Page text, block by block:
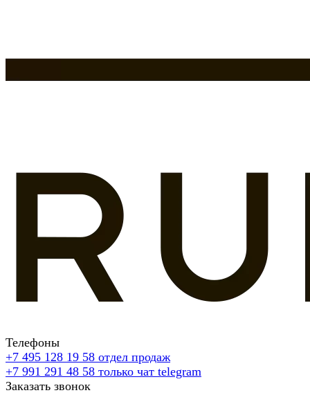
Телефоны
+7 495 128 19 58 отдел продаж
+7 991 291 48 58 только чат telegram
Заказать звонок